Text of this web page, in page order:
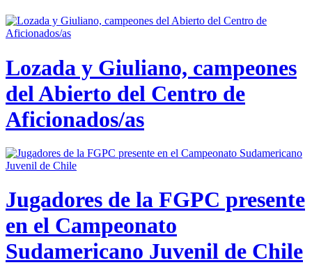
Lozada y Giuliano, campeones
del Abierto del Centro de
Aficionados/as
Jugadores de la FGPC presente
en el Campeonato
Sudamericano Juvenil de Chile